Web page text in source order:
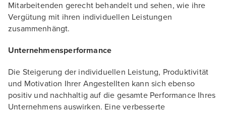
Mitarbeitenden gerecht behandelt und sehen, wie ihre
Vergütung mit ihren individuellen Leistungen
zusammenhängt.
Unternehmensperformance
Die Steigerung der individuellen Leistung, Produktivität
und Motivation Ihrer Angestellten kann sich ebenso
positiv und nachhaltig auf die gesamte Performance Ihres
Unternehmens auswirken. Eine verbesserte